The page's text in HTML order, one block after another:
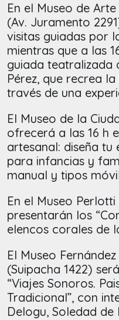
En el Museo de
(Av. Juramento
visitas guiadas por
mientras que a las
guiada teatralizada
Pérez, que recrea
través de una
El Museo de la
ofrecerá a las 16 h
artesanal: diseña tu
para infancias y
manual y tipos
En el Museo
presentarán los
elencos corales de
El Museo
(Suipacha 1422)
“Viajes Sonoros.
Tradicional”, con
Delogu, Soledad de